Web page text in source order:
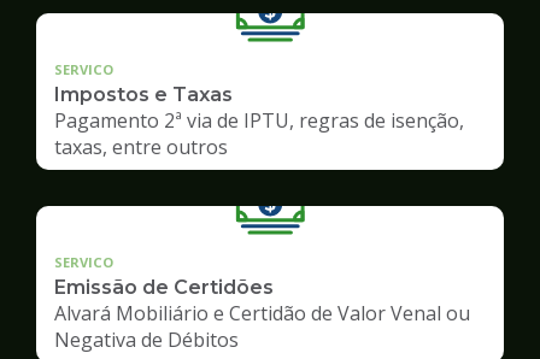
SERVICO
Impostos e Taxas
Pagamento 2ª via de IPTU, regras de isenção,
taxas, entre outros
SERVICO
Emissão de Certidões
Alvará Mobiliário e Certidão de Valor Venal ou
Negativa de Débitos